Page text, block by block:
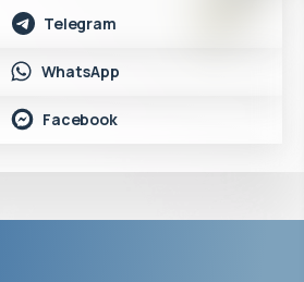
Telegram
WhatsApp
Facebook